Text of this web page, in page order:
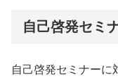
自己啓発セミ
自己啓発セミナーに